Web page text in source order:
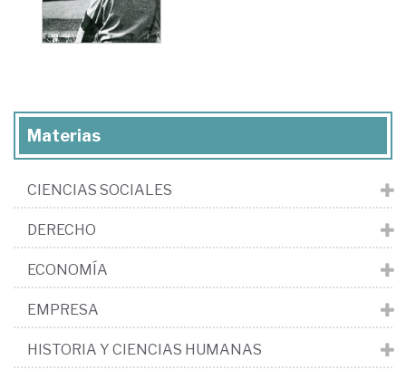
Materias
CIENCIAS SOCIALES
DERECHO
ECONOMÍA
EMPRESA
HISTORIA Y CIENCIAS HUMANAS